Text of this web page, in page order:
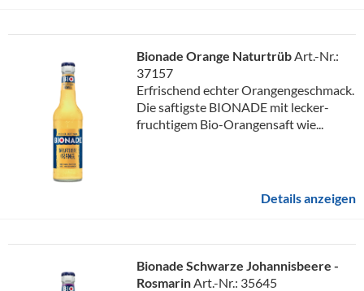
Bionade Orange NaturtrübArt.-Nr.:
37157
Erfrischend echter Orangengeschmack.
Die saftigste BIONADE mit lecker-
fruchtigem Bio-Orangensaft wie...
Details anzeigen
Bionade Schwarze Johannisbeere -
RosmarinArt.-Nr.: 35645